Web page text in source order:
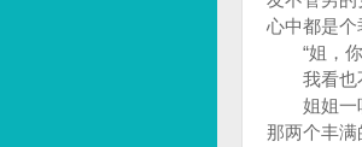
心中都是个
“姐，你
我看也不
姐姐一听
那两个丰满